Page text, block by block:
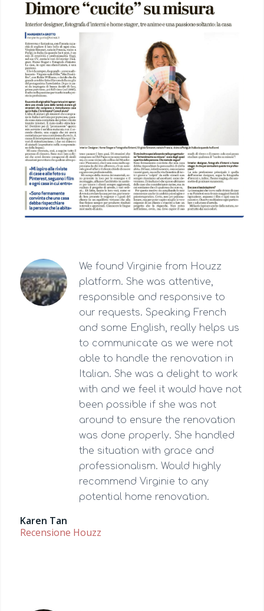
We found Virginie from Houzz
platform. She was attentive,
responsible and responsive to
our requests. Speaking French
and some English, really helps us
to communicate as we were not
able to handle the renovation in
Italian. She was a delight to work
with and we feel it would have not
been possible if she was not
around to ensure the renovation
was done properly. She handled
the situation with grace and
professionalism. Would highly
recommend Virginie to any
potential home renovation.
Karen Tan
Recensione Houzz